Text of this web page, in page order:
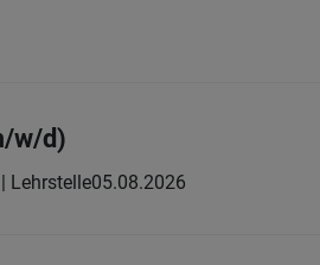
w/d)
Lehrstelle05.08.2026